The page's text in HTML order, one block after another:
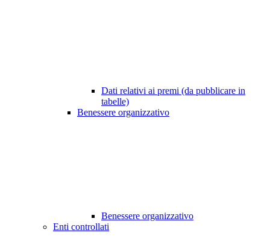
Dati relativi ai premi (da pubblicare in
tabelle)
Benessere organizzativo
Benessere organizzativo
Enti controllati